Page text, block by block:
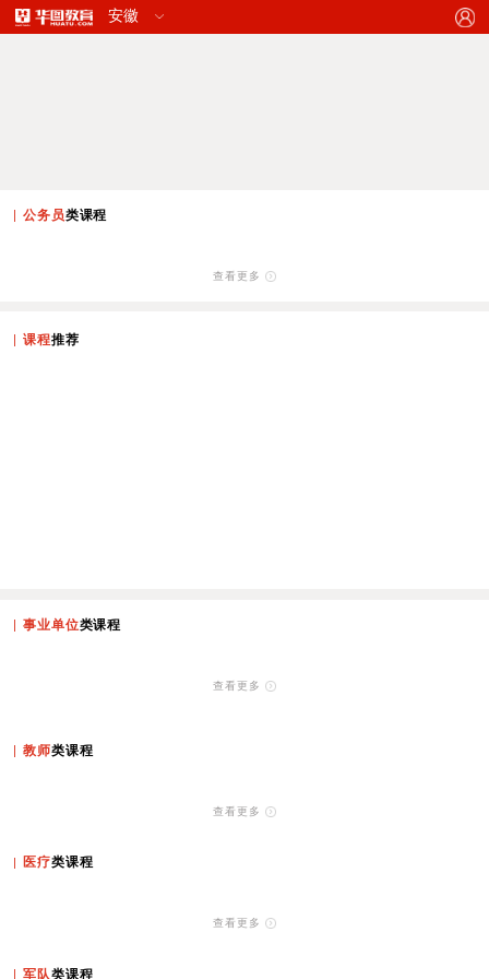
公务员类课程
查看更多
课程推荐
事业单位类课程
查看更多
教师类课程
查看更多
医疗类课程
查看更多
军队类课程